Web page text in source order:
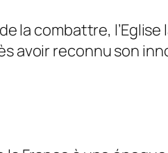
la combattre,
avoir reconnu son